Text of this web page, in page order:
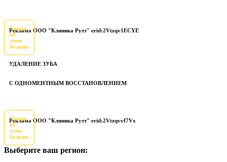
Реклама ООО "Клиника Рутт" erid:2Vtzqv1ECYE
Узнать
об
этом
больше
УДАЛЕНИЕ ЗУБА
С ОДНОМЕНТНЫМ ВОССТАНОВЛЕНИЕМ
Реклама ООО "Клиника Рутт" erid:2Vtzqvvf7Vx
Узнать
об
этом
больше
Выберите ваш регион: